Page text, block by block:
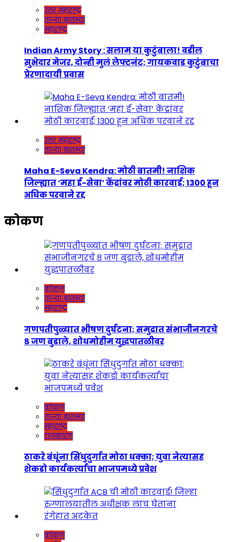
उत्तर महाराष्ट्र
ताज्या बातम्या
महाराष्ट्र
Indian Army Story : सलाम या कुटुंबाला! वडील
सुभेदार मेजर, दोन्ही मुलं लेफ्टनंट; गायकवाड कुटुंबाचा
प्रेरणादायी प्रवास
उत्तर महाराष्ट्र
ताज्या बातम्या
Maha E-Seva Kendra: मोठी बातमी! नाशिक
जिल्ह्यात ‘महा ई-सेवा’ केंद्रांवर मोठी कारवाई; 1300 हून
अधिक परवाने रद्द
कोकण
कोकण
ताज्या बातम्या
महाराष्ट्र
गणपतीपुळ्यात भीषण दुर्घटना; समुद्रात संभाजीनगरचे
८ जण बुडाले, शोधमोहीम युद्धपातळीवर
कोकण
ताज्या बातम्या
महाराष्ट्र
राजकारण
ठाकरे बंधूंना सिंधुदुर्गात मोठा धक्का; युवा नेत्यासह
शेकडो कार्यकर्त्यांचा भाजपमध्ये प्रवेश
कोकण